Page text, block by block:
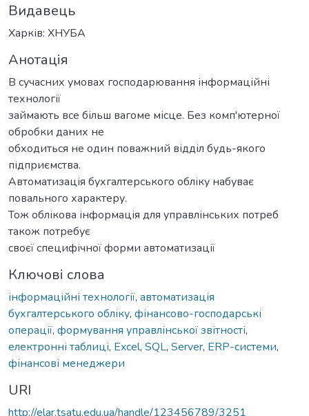
Видавець
Харків: ХНУБА
Анотація
В сучасних умовах господарювання інформаційні
технології
займають все більш вагоме місце. Без комп'ютерної
обробки даних не
обходиться не один поважний відділ будь-якого
підприємства.
Автоматизація бухгалтерського обліку набуває
повального характеру.
Тож облікова інформація для управлінських потреб
також потребує
своєї специфічної форми автоматизації
Ключові слова
інформаційні технології, автоматизація
бухгалтерського обліку, фінансово-господарські
операції, формування управлінської звітності,
електронні таблиці, Excel, SQL, Server, ERP-системи,
фінансові менеджери
URI
http://elar.tsatu.edu.ua/handle/123456789/3251